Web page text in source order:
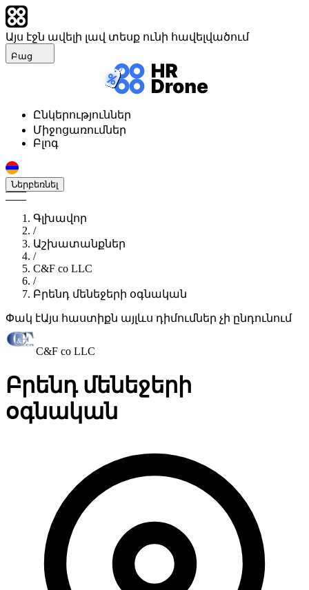
Այս էջն ավելի լավ տեսք ունի հավելվածում
Բաց
Ընկերություններ
Միջոցառումներ
Բլոգ
Ներբեռնել
Գլխավոր
/
Աշխատանքներ
/
C&F co LLC
/
Բրենդ մենեջերի օգնական
Փակ էԱյս հաստիքն այլևս դիմումներ չի ընդունում
C&F co LLC
Բրենդ մենեջերի
օգնական